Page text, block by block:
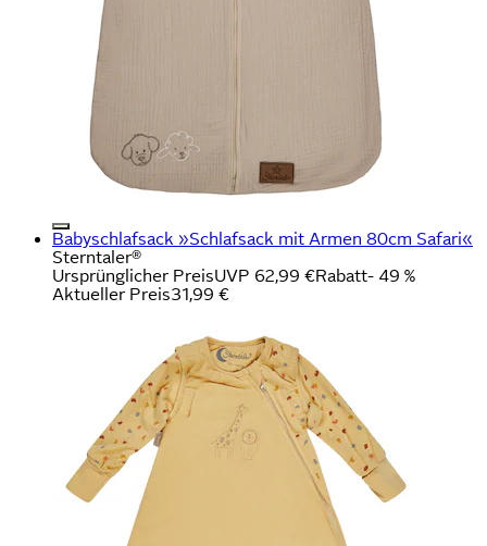
Babyschlafsack »Schlafsack mit Armen 80cm Safari«
Sterntaler®
Ursprünglicher PreisUVP 62,99 €Rabatt- 49 %
Aktueller Preis31,99 €